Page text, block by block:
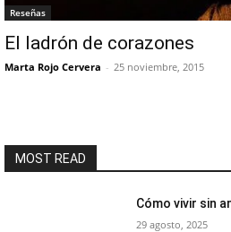
Reseñas
El ladrón de corazones
Marta Rojo Cervera - 25 noviembre, 2015
MOST READ
Cómo vivir sin
29 agosto, 2025